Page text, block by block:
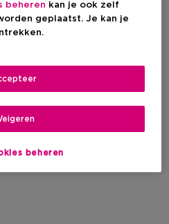
beheren kan je ook zelf
geplaatst. Je kan je
beheren